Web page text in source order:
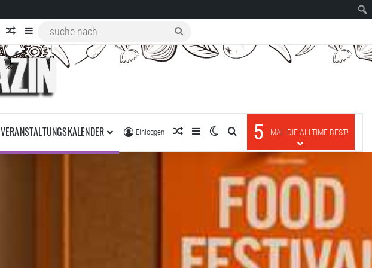
zufälliger Artikel
Sidebar
nach
VERANSTALTUNGSKALENDER Einloggen zufälliger Artikel
SidebarSkin umschalten
suche nach
5 MAL DIE ALLTIME BEST!